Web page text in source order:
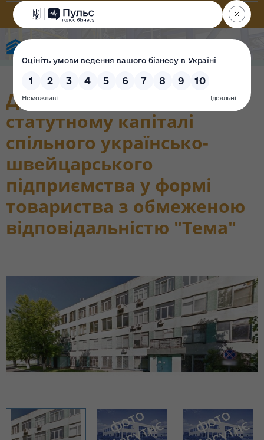
Державна частка у
статутному капіталі
спільного українсько-
швейцарського
підприємства у формі
товариства з обмеженою
відповідальністю "Тема"